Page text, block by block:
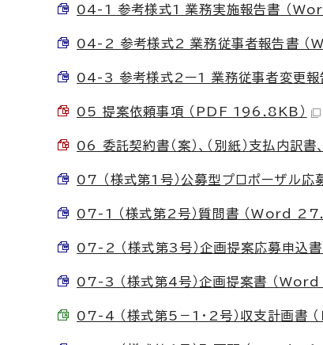
04-1 参考様式1 業務実施報告書 （
04-2 参考様式2 業務従事者報告書 （
04-3 参考様式2ー1 業務従事者変更
05 提案依頼事項 （PDF 196.8KB）
06 委託契約書（案）、（別紙）支払内
07 （様式第1号）公募型プロポーザル
07-1 （様式第2号）質問書 （Word
07-2 （様式第3号）企画提案応募申込
07-3 （様式第4号）企画提案書 （
07-4 （様式第5－1・2号）収支計画書